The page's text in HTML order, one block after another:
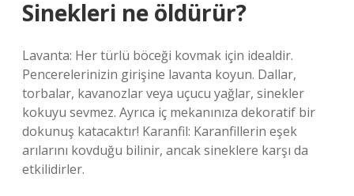
Sinekleri ne öldürür?
Lavanta: Her türlü böceği kovmak için idealdir.
Pencerelerinizin girişine lavanta koyun. Dallar,
torbalar, kavanozlar veya uçucu yağlar, sinekler
kokuyu sevmez. Ayrıca iç mekanınıza dekoratif bir
dokunuş katacaktır! Karanfil: Karanfillerin eşek
arılarını kovduğu bilinir, ancak sineklere karşı da
etkilidirler.